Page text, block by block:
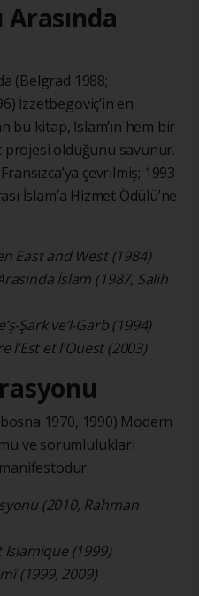
Arasında
(Belgrad 1988;
İzzetbegoviç’in en
bu kitap, İslam’ın hem bir
projesi olduğunu savunur.
çevrilmiş; 1993
İslam’a Hizmet Ödülü’ne
East and West (1984)
İslam (1987, Salih
Şark ve’l-Garb (1994)
l’Est et l’Ouest (2003)
1970, 1990) Modern
ve sorumlulukları
(2010, Rahman
Islamique (1999)
(1999, 2009)